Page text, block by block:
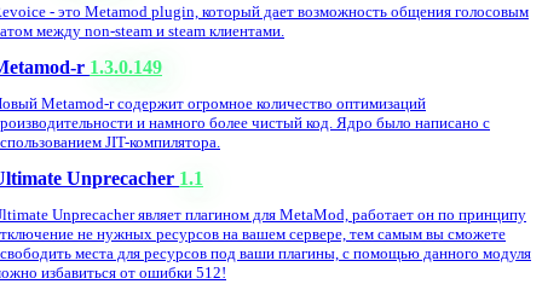
- это Metamod plugin, который дает возможность общения голосовым
между non-steam и steam клиентами.
r 1.3.0.149
Metamod-r содержит огромное количество оптимизаций
и намного более чистый код. Ядро было написано с
JIT-компилятора.
Unprecacher 1.1
Unprecacher являет плагином для MetaMod, работает он по принципу
не нужных ресурсов на вашем сервере, тем самым вы сможете
места для ресурсов под ваши плагины, с помощью данного модуля
избавиться от ошибки 512!